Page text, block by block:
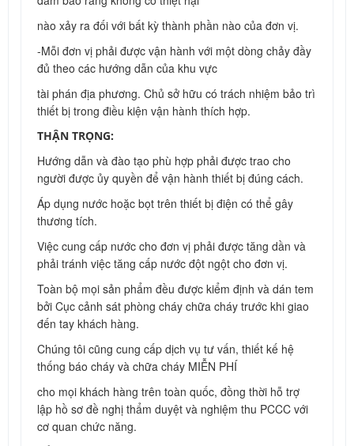
nào xảy ra đối với bất kỳ thành phần nào của đơn vị.
-Mỗi đơn vị phải được vận hành với một dòng chảy đầy
đủ theo các hướng dẫn của khu vực
tài phán địa phương. Chủ sở hữu có trách nhiệm bảo trì
thiết bị trong điều kiện vận hành thích hợp.
THẬN TRỌNG:
Hướng dẫn và đào tạo phù hợp phải được trao cho
người được ủy quyền để vận hành thiết bị đúng cách.
Áp dụng nước hoặc bọt trên thiết bị điện có thể gây
thương tích.
Việc cung cấp nước cho đơn vị phải được tăng dần và
phải tránh việc tăng cấp nước đột ngột cho đơn vị.
Toàn bộ mọi sản phẩm đều được kiểm định và dán tem
bởi Cục cảnh sát phòng cháy chữa cháy trước khi giao
đến tay khách hàng.
Chúng tôi cũng cung cấp dịch vụ tư vấn, thiết kế hệ
thống báo cháy và chữa cháy MIỄN PHÍ
cho mọi khách hàng trên toàn quốc, đồng thời hỗ trợ
lập hồ sơ đề nghị thẩm duyệt và nghiệm thu PCCC với
cơ quan chức năng.